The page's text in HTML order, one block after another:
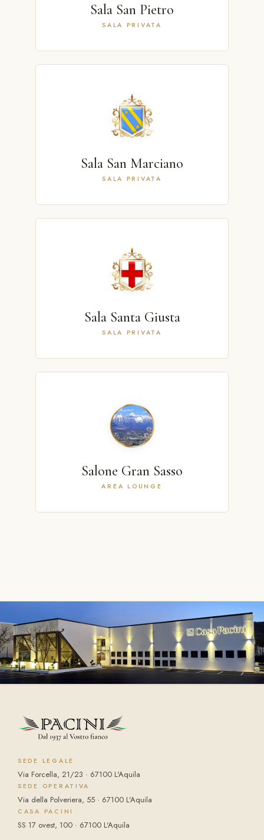
Sala San Pietro
SALA PRIVATA
Sala San Marciano
SALA PRIVATA
Sala Santa Giusta
SALA PRIVATA
Salone Gran Sasso
AREA LOUNGE
SEDE LEGALE
Via Forcella, 21/23 · 67100 L'Aquila
SEDE OPERATIVA
Via della Polveriera, 55 · 67100 L'Aquila
CASA PACINI
SS 17 ovest, 100 · 67100 L'Aquila